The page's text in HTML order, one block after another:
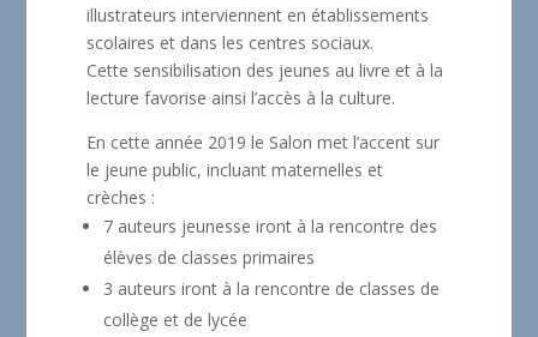
illustrateurs interviennent en établissements
scolaires et dans les centres sociaux.
Cette sensibilisation des jeunes au livre et à la
lecture favorise ainsi l’accès à la culture.
En cette année 2019 le Salon met l’accent sur
le jeune public, incluant maternelles et
crèches :
7 auteurs jeunesse iront à la rencontre des
élèves de classes primaires
3 auteurs iront à la rencontre de classes de
collège et de lycée